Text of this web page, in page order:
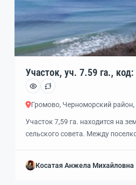
Участок,
Громово, Черноморский
Участок 7,59 га. находится на
сельского совета. Между
одинаковых участков. 118 метр
Косатая Анжела Михайловна